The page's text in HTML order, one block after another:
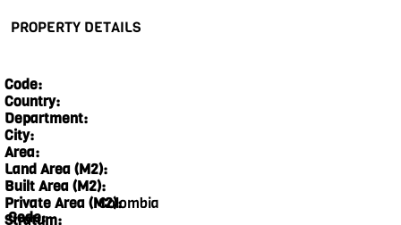
PROPERTY DETAILS
Code:
Country:
Department:
City:
Area:
Land Area (M2):
Built Area (M2):
Private Area (M2):
Stratum:
Colombia
Code: